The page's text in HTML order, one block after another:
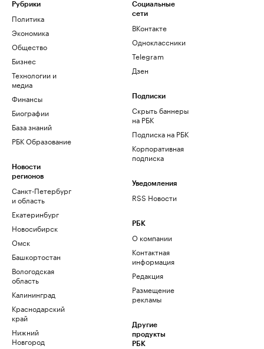
Рубрики
Политика
Экономика
Общество
Бизнес
Технологии и
медиа
Финансы
Биографии
База знаний
РБК Образование
Новости
регионов
Санкт-Петербург
и область
Екатеринбург
Новосибирск
Омск
Башкортостан
Вологодская
область
Калининград
Краснодарский
край
Нижний
Новгород
Социальные
сети
ВКонтакте
Одноклассники
Telegram
Дзен
Подписки
Скрыть баннеры
на РБК
Подписка на РБК
Корпоративная
подписка
Уведомления
RSS Новости
РБК
О компании
Контактная
информация
Редакция
Размещение
рекламы
Другие
продукты
РБК